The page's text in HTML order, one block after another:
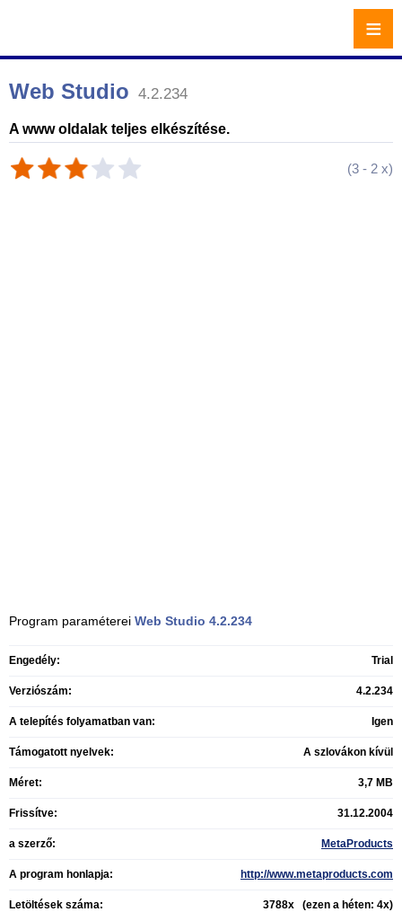
Web Studio 4.2.234
A www oldalak teljes elkészítése.
(3 - 2 x)
Program paraméterei Web Studio 4.2.234
Engedély: Trial
Verziószám: 4.2.234
A telepítés folyamatban van: Igen
Támogatott nyelvek: A szlovákon kívül
Méret: 3,7 MB
Frissítve: 31.12.2004
a szerző: MetaProducts
A program honlapja: http://www.metaproducts.com
Letöltések száma: 3788x (ezen a héten: 4x)
≡